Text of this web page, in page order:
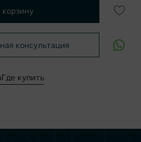
корзину
консультация
Где купить